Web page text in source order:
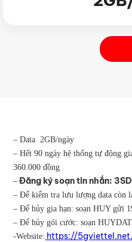
– Data 2GB/ngày
– Hết 90 ngày hệ thống tự động
360.000 đồng
– Đăng ký soạn tin nhắn:
– Để kiểm tra lưu lượng data còn
– Để hủy gia hạn: soạn HUY gửi
– Để hủy gói cước: soạn
-Website: https://